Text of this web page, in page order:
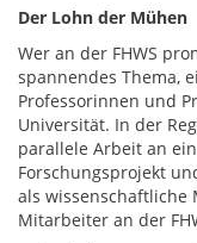
Der Lohn der Mühen
Wer an der FHWS
spannendes Thema,
Professorinnen und
Universität. In der
parallele Arbeit an
Forschungsprojekt
als
Mitarbeiter an der